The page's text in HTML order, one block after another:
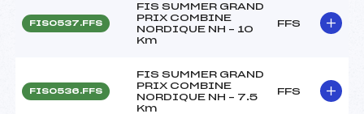
FIS0537.FFS
FIS SUMMER GRAND
PRIX COMBINE
NORDIQUE NH – 10
Km
FFS
FIS0536.FFS
FIS SUMMER GRAND
PRIX COMBINE
NORDIQUE NH – 7.5
Km
FFS